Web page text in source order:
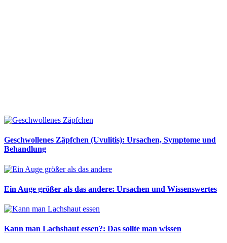
Geschwollenes Zäpfchen (Uvulitis): Ursachen, Symptome und
Behandlung
Ein Auge größer als das andere: Ursachen und Wissenswertes
Kann man Lachshaut essen?: Das sollte man wissen